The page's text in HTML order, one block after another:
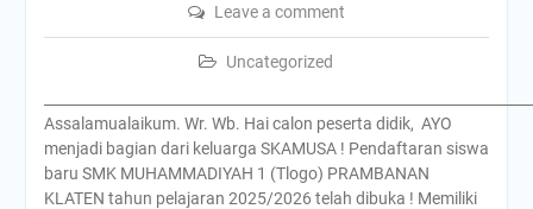
Leave a comment
Uncategorized
Assalamualaikum. Wr. Wb. Hai calon peserta didik, AYO
menjadi bagian dari keluarga SKAMUSA ! Pendaftaran siswa
baru SMK MUHAMMADIYAH 1 (Tlogo) PRAMBANAN
KLATEN tahun pelajaran 2025/2026 telah dibuka ! Memiliki